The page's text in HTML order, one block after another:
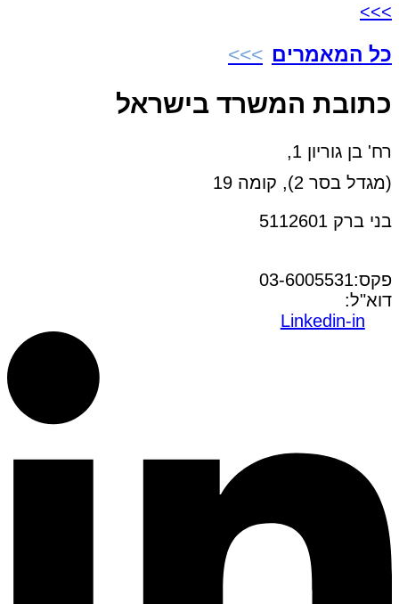
>>>
כל המאמרים
כתובת המשרד בישראל
רח' בן גוריון 1,
(מגדל בסר 2), קומה 19
בני ברק 5112601
פקס:03-6005531
דוא"ל:
Linkedin-in